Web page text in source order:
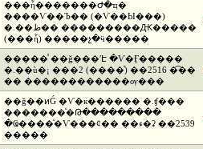
���ἧ�������Ժ�ҵ�
����Ѵ��Ъ�� (�Ѵ��Ы���)
�.��ظ�� ���������Ԫ�����
(���ἧ) �����չ�ӵ�����
�����ⷹ ��ǧ���ʹԷ �Ѵ�Ӻ�����
�.��ù�¡ ���2 (����ͧ) ��2516 �͡��
�� ������������ѹ���
��ǧ��ͷǴ �Ѵ�к������ �.ʧ���
�������ͧ�Թ���������
�Ҩ����ͧ�Ѵ���¢�� ��ء�ʡ ��2539
�����